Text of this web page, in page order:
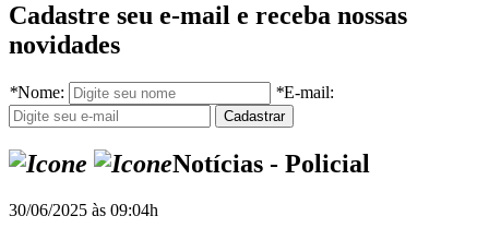
Cadastre seu e-mail e receba nossas
novidades
*Nome: *E-mail:
Notícias - Policial
30/06/2025 às 09:04h